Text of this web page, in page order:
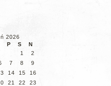
2026
P S
N
1
2
7 8
9
14 15
16
21 22
23